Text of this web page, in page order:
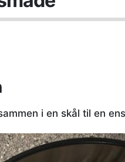
i en skål til en